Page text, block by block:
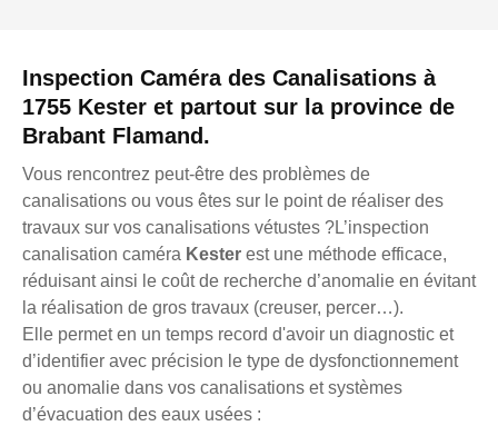
Inspection Caméra des Canalisations à
1755 Kester et partout sur la province de
Brabant Flamand.
Vous rencontrez peut-être des problèmes de
canalisations ou vous êtes sur le point de réaliser des
travaux sur vos canalisations vétustes ?L’inspection
canalisation caméra Kester est une méthode efficace,
réduisant ainsi le coût de recherche d’anomalie en évitant
la réalisation de gros travaux (creuser, percer…).
Elle permet en un temps record d'avoir un diagnostic et
d’identifier avec précision le type de dysfonctionnement
ou anomalie dans vos canalisations et systèmes
d’évacuation des eaux usées :